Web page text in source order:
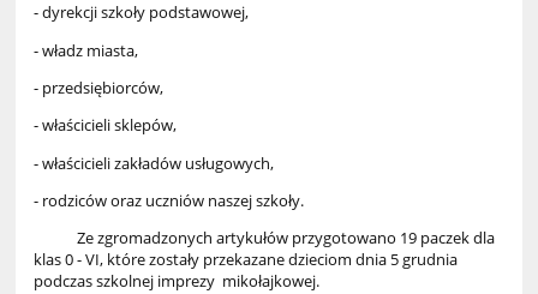
- dyrekcji szkoły podstawowej,
- władz miasta,
- przedsiębiorców,
- właścicieli sklepów,
- właścicieli zakładów usługowych,
- rodziców oraz uczniów naszej szkoły.
Ze zgromadzonych artykułów przygotowano 19 paczek dla
klas 0 - VI, które zostały przekazane dzieciom dnia 5 grudnia
podczas szkolnej imprezy mikołajkowej.